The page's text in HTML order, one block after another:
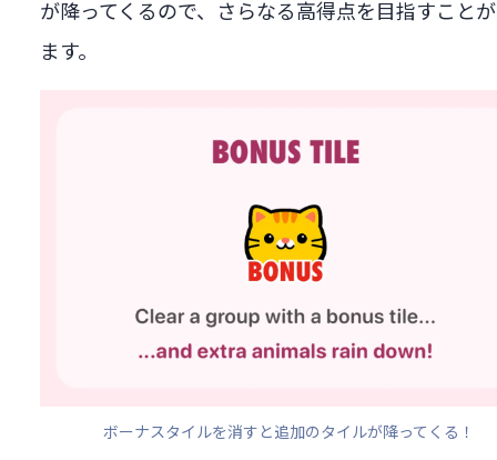
が降ってくるので、さらなる高得点を目指すこと
ます。
ボーナスタイルを消すと追加のタイルが降ってくる！